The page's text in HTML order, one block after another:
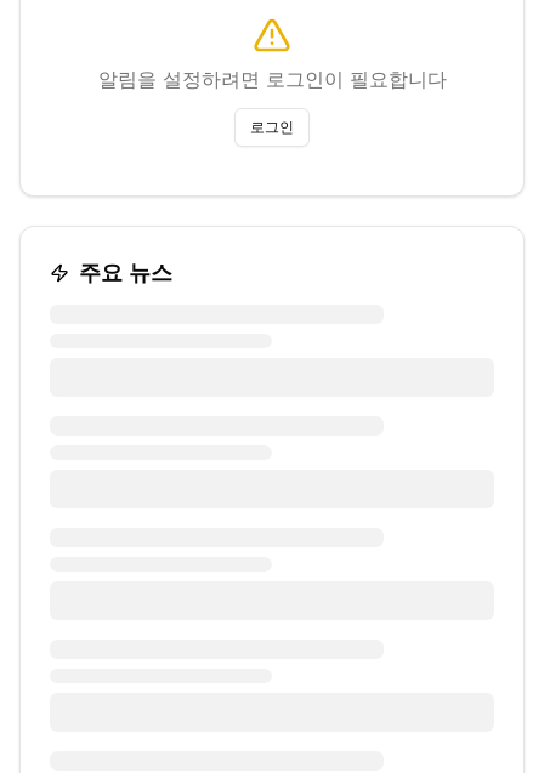
알림을 설정하려면 로그인이 필요합니다
로그인
주요 뉴스